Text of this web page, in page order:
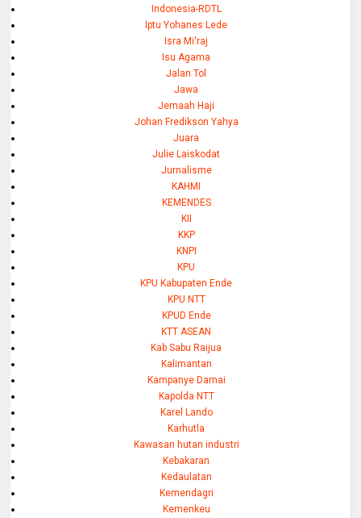
Indonesia-RDTL
Iptu Yohanes Lede
Isra Mi'raj
Isu Agama
Jalan Tol
Jawa
Jemaah Haji
Johan Fredikson Yahya
Juara
Julie Laiskodat
Jurnalisme
KAHMI
KEMENDES
KII
KKP
KNPI
KPU
KPU Kabupaten Ende
KPU NTT
KPUD Ende
KTT ASEAN
Kab Sabu Raijua
Kalimantan
Kampanye Damai
Kapolda NTT
Karel Lando
Karhutla
Kawasan hutan industri
Kebakaran
Kedaulatan
Kemendagri
Kemenkeu